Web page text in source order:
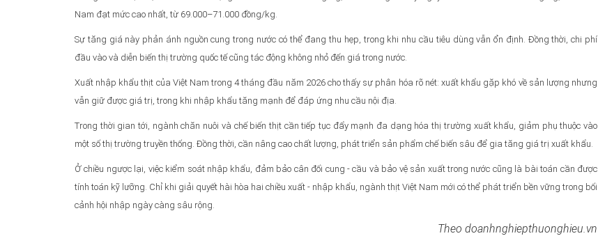
Nam đạt mức cao nhất, từ 69.000–71.000 đồng/kg.
Sự tăng giá này phản ánh nguồn cung trong nước có thể đang thu hẹp, trong khi nhu cầu tiêu dùng vẫn ổn định. Đồng thời, chi phí
đầu vào và diễn biến thị trường quốc tế cũng tác động không nhỏ đến giá trong nước.
Xuất nhập khẩu thịt của Việt Nam trong 4 tháng đầu năm 2026 cho thấy sự phân hóa rõ nét: xuất khẩu gặp khó về sản lượng nhưng
vẫn giữ được giá trị, trong khi nhập khẩu tăng mạnh để đáp ứng nhu cầu nội địa.
Trong thời gian tới, ngành chăn nuôi và chế biến thịt cần tiếp tục đẩy mạnh đa dạng hóa thị trường xuất khẩu, giảm phụ thuộc vào
một số thị trường truyền thống. Đồng thời, cần nâng cao chất lượng, phát triển sản phẩm chế biến sâu để gia tăng giá trị xuất khẩu.
Ở chiều ngược lại, việc kiểm soát nhập khẩu, đảm bảo cân đối cung - cầu và bảo vệ sản xuất trong nước cũng là bài toán cần được
tính toán kỹ lưỡng. Chỉ khi giải quyết hài hòa hai chiều xuất - nhập khẩu, ngành thịt Việt Nam mới có thể phát triển bền vững trong bối
cảnh hội nhập ngày càng sâu rộng.
Theo doanhnghiepthuonghieu.vn